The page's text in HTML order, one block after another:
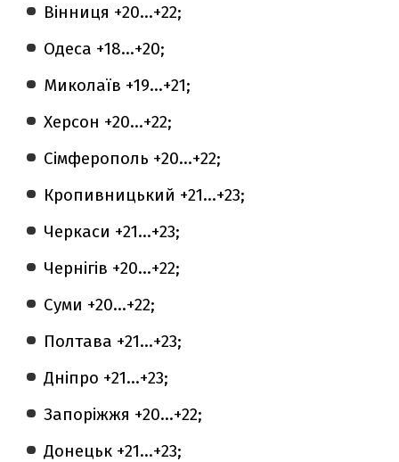
Вінниця +20...+22;
Одеса +18...+20;
Миколаїв +19...+21;
Херсон +20...+22;
Сімферополь +20...+22;
Кропивницький +21...+23;
Черкаси +21...+23;
Чернігів +20...+22;
Суми +20...+22;
Полтава +21...+23;
Дніпро +21...+23;
Запоріжжя +20...+22;
Донецьк +21...+23;